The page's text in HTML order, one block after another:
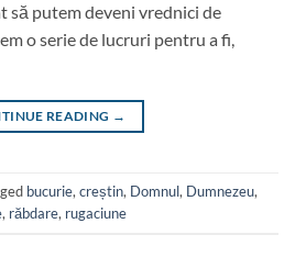
să putem deveni vrednici de
o serie de lucruri pentru a fi,
READING →
bucurie,creștin, Domnul, Dumnezeu,
, răbdare, rugaciune